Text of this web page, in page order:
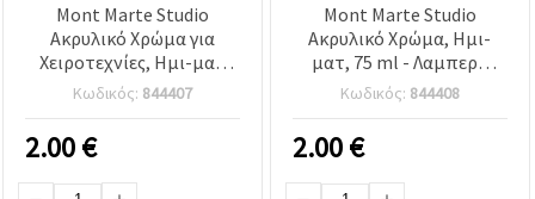
Mont Marte Studio
Ακρυλικό Χρώμα για
Χειροτεχνίες, Ημι-ματ
Φινίρισμα, 75 ml –
Βερμιγιόν
Κωδικός: 844407
2.00€
Mont Marte Studio
Ακρυλικό Χρώμα, Ημι-
ματ, 75 ml - Λαμπερό
Κόκκινο
Κωδικός: 844408
2.00€